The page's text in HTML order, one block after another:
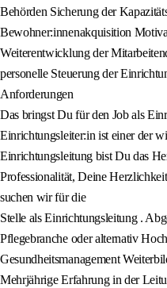
Behörden Sicherung der
Bewohner:innenakquisition
Weiterentwicklung der
personelle Steuerung der
Anforderungen
Das bringst Du für den Job als
Einrichtungsleiter:in ist einer der
Einrichtungsleitung bist Du das
Professionalität, Deine
suchen wir für die
Stelle als Einrichtungsleitung .
Pflegebranche oder alternativ
Gesundheitsmanagement
Mehrjährige Erfahrung in der